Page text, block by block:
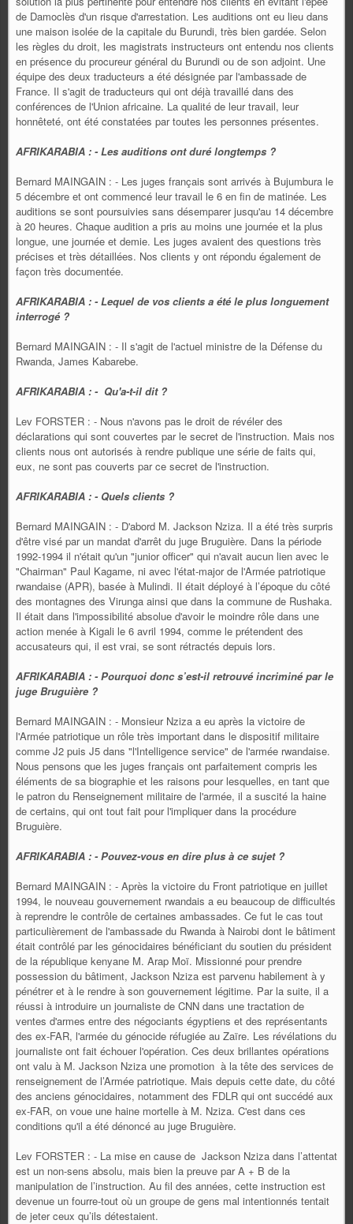
de Damoclès d'un risque d'arrestation. Les auditions ont eu lieu dans
une maison isolée de la capitale du Burundi, très bien gardée. Selon
les règles du droit, les magistrats instructeurs ont entendu nos clients
en présence du procureur général du Burundi ou de son adjoint. Une
équipe des deux traducteurs a été désignée par l'ambassade de
France. Il s'agit de traducteurs qui ont déjà travaillé dans des
conférences de l'Union africaine. La qualité de leur travail, leur
honnêteté, ont été constatées par toutes les personnes présentes.
AFRIKARABIA : - Les auditions ont duré longtemps ?
Bernard MAINGAIN : - Les juges français sont arrivés à Bujumbura le
5 décembre et ont commencé leur travail le 6 en fin de matinée. Les
auditions se sont poursuivies sans désemparer jusqu'au 14 décembre
à 20 heures. Chaque audition a pris au moins une journée et la plus
longue, une journée et demie. Les juges avaient des questions très
précises et très détaillées. Nos clients y ont répondu également de
façon très documentée.
AFRIKARABIA : - Lequel de vos clients a été le plus longuement
interrogé ?
Bernard MAINGAIN : - Il s'agit de l'actuel ministre de la Défense du
Rwanda, James Kabarebe.
AFRIKARABIA : - Qu'a-t-il dit ?
Lev FORSTER : - Nous n'avons pas le droit de révéler des
déclarations qui sont couvertes par le secret de l'instruction. Mais nos
clients nous ont autorisés à rendre publique une série de faits qui,
eux, ne sont pas couverts par ce secret de l'instruction.
AFRIKARABIA : - Quels clients ?
Bernard MAINGAIN : - D'abord M. Jackson Nziza. Il a été très surpris
d'être visé par un mandat d'arrêt du juge Bruguière. Dans la période
1992-1994 il n'était qu'un "junior officer" qui n'avait aucun lien avec le
"Chairman" Paul Kagame, ni avec l'état-major de l'Armée patriotique
rwandaise (APR), basée à Mulindi. Il était déployé à l’époque du côté
des montagnes des Virunga ainsi que dans la commune de Rushaka.
Il était dans l'impossibilité absolue d'avoir le moindre rôle dans une
action menée à Kigali le 6 avril 1994, comme le prétendent des
accusateurs qui, il est vrai, se sont rétractés depuis lors.
AFRIKARABIA : - Pourquoi donc s’est-il retrouvé incriminé par le
juge Bruguière ?
Bernard MAINGAIN : - Monsieur Nziza a eu après la victoire de
l'Armée patriotique un rôle très important dans le dispositif militaire
comme J2 puis J5 dans "l'Intelligence service" de l'armée rwandaise.
Nous pensons que les juges français ont parfaitement compris les
éléments de sa biographie et les raisons pour lesquelles, en tant que
le patron du Renseignement militaire de l'armée, il a suscité la haine
de certains, qui ont tout fait pour l'impliquer dans la procédure
Bruguière.
AFRIKARABIA : - Pouvez-vous en dire plus à ce sujet ?
Bernard MAINGAIN : - Après la victoire du Front patriotique en juillet
1994, le nouveau gouvernement rwandais a eu beaucoup de difficultés
à reprendre le contrôle de certaines ambassades. Ce fut le cas tout
particulièrement de l'ambassade du Rwanda à Nairobi dont le bâtiment
était contrôlé par les génocidaires bénéficiant du soutien du président
de la république kenyane M. Arap Moï. Missionné pour prendre
possession du bâtiment, Jackson Nziza est parvenu habilement à y
pénétrer et à le rendre à son gouvernement légitime. Par la suite, il a
réussi à introduire un journaliste de CNN dans une tractation de
ventes d'armes entre des négociants égyptiens et des représentants
des ex-FAR, l'armée du génocide réfugiée au Zaïre. Les révélations du
journaliste ont fait échouer l'opération. Ces deux brillantes opérations
ont valu à M. Jackson Nziza une promotion à la tête des services de
renseignement de l’Armée patriotique. Mais depuis cette date, du côté
des anciens génocidaires, notamment des FDLR qui ont succédé aux
ex-FAR, on voue une haine mortelle à M. Nziza. C'est dans ces
conditions qu'il a été dénoncé au juge Bruguière.
Lev FORSTER : - La mise en cause de Jackson Nziza dans l’attentat
est un non-sens absolu, mais bien la preuve par A + B de la
manipulation de l’instruction. Au fil des années, cette instruction est
devenue un fourre-tout où un groupe de gens mal intentionnés tentait
de jeter ceux qu’ils détestaient.